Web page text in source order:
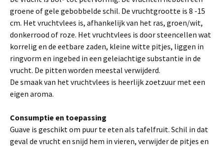
groene of gele gebobbelde schil. De vruchtgrootte is 8 -15
cm. Het vruchtvlees is, afhankelijk van het ras, groen/wit,
donkerrood of roze. Het vruchtvlees is door steencellen wat
korrelig en de eetbare zaden, kleine witte pitjes, liggen in
ringvorm en ingebed in een geleiachtige substantie in de
vrucht. De pitten worden meestal verwijderd.
De smaak van het vruchtvlees is heerlijk zoetzuur met een
eigen aroma.
Consumptie en toepassing
Guave is geschikt om puur te eten als tafelfruit. Schil in dat
geval de vrucht en snijd hem in vieren, verwijder de pitjes en